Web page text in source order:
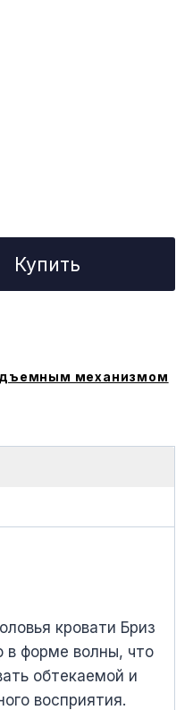
Купить
механизмом
кровати Бриз
в форме волны, что
обтекаемой и
восприятия.